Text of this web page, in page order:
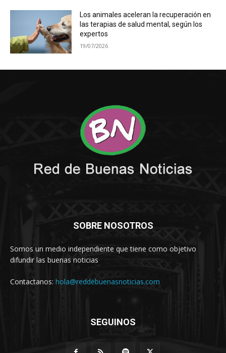
Los animales aceleran la recuperación en
las terapias de salud mental, según los
expertos
19/07/2026
SOBRE NOSOTROS
Somos un medio independiente que tiene como objetivo
difundir las buenas noticias
Contactanos: hola@reddebuenasnoticias.com
SEGUINOS